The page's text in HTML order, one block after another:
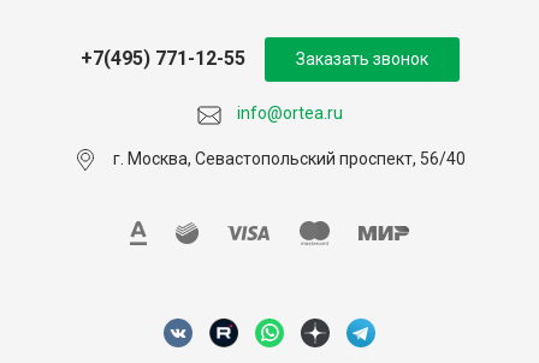
info@ortea.ru
+7(495) 771-12-55
г. Москва, Севастопольский проспект, 56/40
Заказать звонок